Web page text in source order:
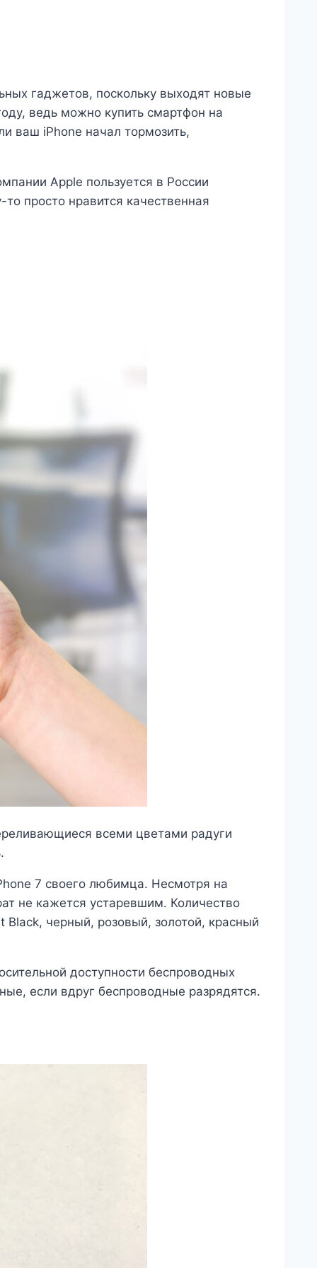
гаджетов, поскольку выходят новые
ведь можно купить смартфон на
ваш iPhone начал тормозить,
Apple пользуется в России
просто нравится качественная
всеми цветами радуги
7 своего любимца. Несмотря на
не кажется устаревшим. Количество
Black, черный, розовый, золотой, красный
доступности беспроводных
если вдруг беспроводные разрядятся.